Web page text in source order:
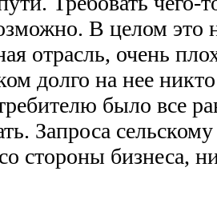
В целом это
отрасль, очень
долго на нее
было все
Запроса сельскому
стороны бизнеса,